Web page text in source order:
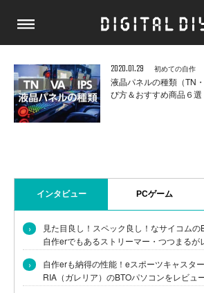
2020.01.29 初めての自作
液晶パネルの種類（TN
び方＆おすすめ商品６選
インタビュー PCゲーム
›
見た目良し！スペック良し！なサイコムの
自作erでもあるストリーマー・つつまるが
›
自作erも納得の性能！eスポーツキャスタ
RIA（ガレリア）のBTOパソコンをレビュ